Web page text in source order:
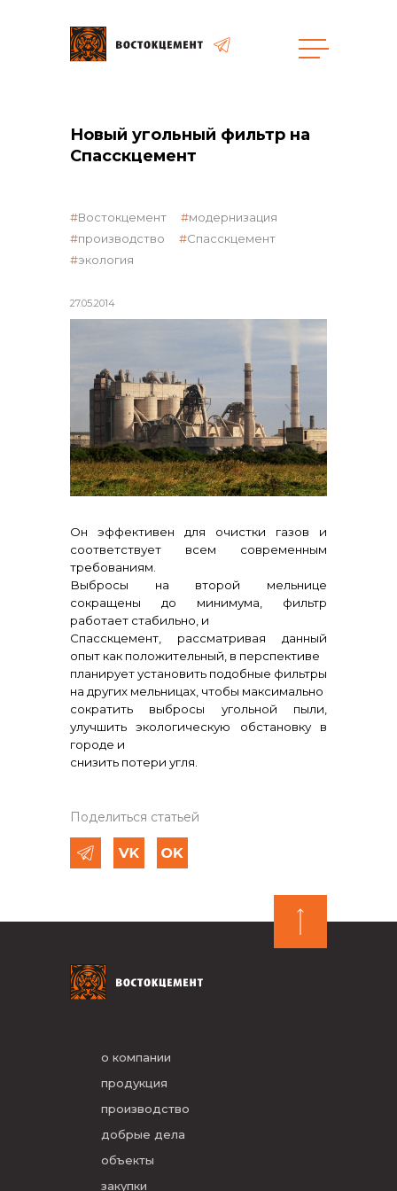
Объекты
Закупки
общая информация
объявленные закупки
реализация неликвидов
контакты отдела закупок
Контакты
+7 (423) 234 50 50
info@vostokcement.ru
Новый угольный фильтр на
Спасскцемент
27.05.2014
Востокцемент
модернизация
производство
Спасскцемент
экология
Он эффективен для очистки газов и
соответствует всем современным
требованиям.
Выбросы на второй мельнице
сокращены до минимума, фильтр
работает стабильно, и
Спасскцемент, рассматривая данный
опыт как положительный, в перспективе
планирует установить подобные фильтры
на других мельницах, чтобы максимально
сократить выбросы угольной пыли,
улучшить экологическую обстановку в
городе и
снизить потери угля.
Поделиться статьей
о компании
продукция
производство
добрые дела
объекты
закупки